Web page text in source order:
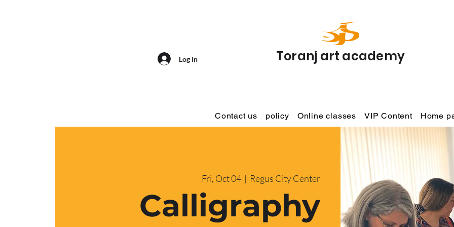
Log In Toranj art academy
Contact us policy Online classes VIP Content Home
Fri, Oct 04
  |
Regus City Center
Calligraphy